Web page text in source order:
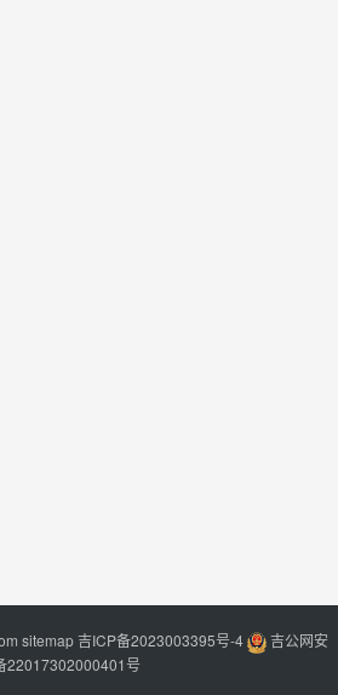
sitemap吉ICP备2023003395号-4
吉公网安
22017302000401号